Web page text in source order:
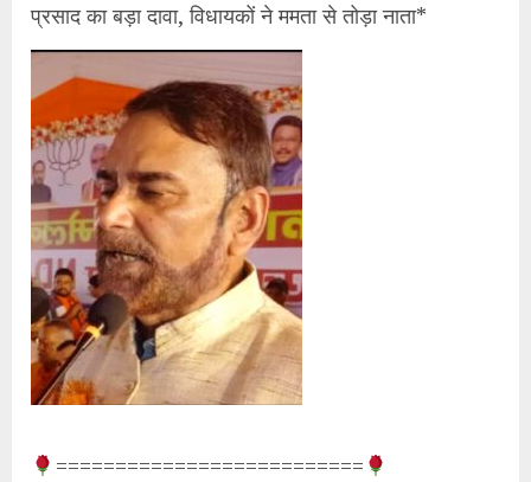
प्रसाद का बड़ा दावा, विधायकों ने ममता से तोड़ा नाता*
==========================